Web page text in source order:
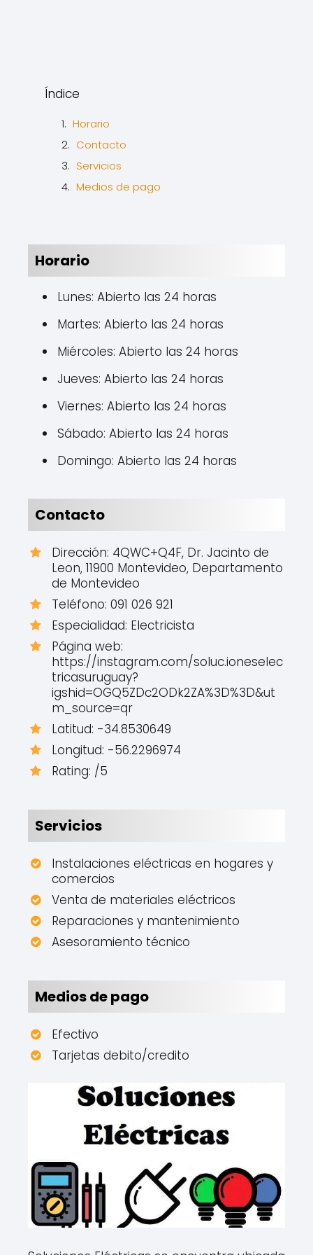
Índice
Horario
Contacto
Servicios
Medios de pago
Horario
Lunes: Abierto las 24 horas
Martes: Abierto las 24 horas
Miércoles: Abierto las 24 horas
Jueves: Abierto las 24 horas
Viernes: Abierto las 24 horas
Sábado: Abierto las 24 horas
Domingo: Abierto las 24 horas
Contacto
Dirección: 4QWC+Q4F, Dr. Jacinto de
Leon, 11900 Montevideo, Departamento
de Montevideo
Teléfono: 091 026 921
Especialidad: Electricista
Página web:
https://instagram.com/soluc.ioneselec
tricasuruguay?
igshid=OGQ5ZDc2ODk2ZA%3D%3D&ut
m_source=qr
Latitud: -34.8530649
Longitud: -56.2296974
Rating: /5
Servicios
Instalaciones eléctricas en hogares y
comercios
Venta de materiales eléctricos
Reparaciones y mantenimiento
Asesoramiento técnico
Medios de pago
Efectivo
Tarjetas debito/credito